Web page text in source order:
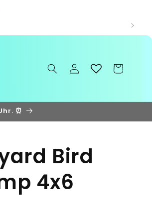
Connexion Panier
⏰
Bird
4x6